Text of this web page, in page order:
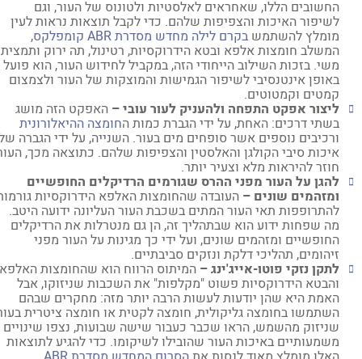
החשובים הללו, שאחראים לאלסטיות ולטונוס של העור, וגם
לשיפור האיכות והצפיפות שלהם. כדי לקבל תוצאות נראות לעין
מומלץ להשתמשבקרם לילה מחדש מסדרת ABR קומפלקס ,
המשלב חומצות אלפא ובטא הידרוקסיות, רטינול, תה ירוק ותמצית
משי. בזכות השילוב הייחודי הזה, במקביל לחידוש העור, הוא פועל
באופן אינטנסיבי לשיפור הגמישות והמוצקות של העור ולצמצום
קמטים וקמטוטים.
ליצור אפקט התפחה ולהעניק לעור עובי –האפקט הזה מושג
בשתי דרכים: האחת, על ידי הגברת כמות החומצה ההיאלורונית
ורכיבים נוספים אשר סופחים מים בעור. השנייה, על ידי הגברה של
איכות סיבי הקולגן והאלסטין והצפיפות שלהם. כתוצאה מכך, העור
חוזר להיראות מלא וצעיר יותר.
להגן על העור מפני ההרס שגורמים הרדיקלים החופשיים
ומזהמים שונים –העובדה שהחומצות האלפא הידרוקסיות גורמות
להתרופפות תאי העור המתים בשכבת העור העליונה ידועה היטב.
מה שפחות ידוע הוא שבתהליך זה, הן גם מנטרלות את הרדיקלים
החופשיים ומזהמים שונים, ועל ידי כך מגינות על העור מפני
זיהומים, תהליכי דלקת ונזקים סביבתיים.
לתקן נזקי פוטו-אייג'ינג –המיתוס הרווח הוא שהחומצות האלפא
והבטא הידרוקסיות פשוט "מקלפות" את השכבות שניזוקו, אבל
האמת היא שהן יודעות לעשות הרבה יותר מזה: מחקרים שבהם
השתמשו בחומצה גליקולית, חומצה לקטית או חומצה ציטרית בעור
שניזוק מהשמש, הראו שכבר כעבור שישה שבועות, נצפו שינויים
משמעותיים באיכות העור שהובילו לשיקומו. כדי להגיע לתוצאות